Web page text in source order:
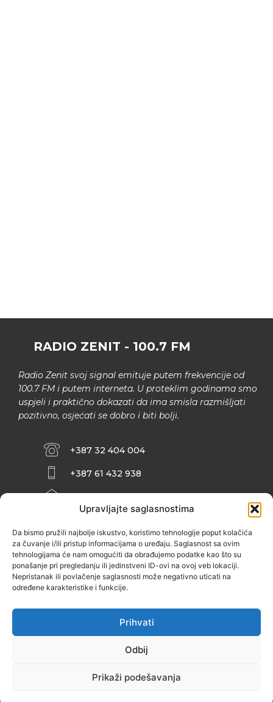
Upravljajte saglasnostima
Da bismo pružili najbolje iskustvo, koristimo tehnologije poput kolačića
za čuvanje i/ili pristup informacijama o uređaju. Saglasnost sa ovim
tehnologijama će nam omogućiti da obrađujemo podatke kao što su
ponašanje pri pregledanju ili jedinstveni ID-ovi na ovoj veb lokaciji.
Nepristanak ili povlačenje saglasnosti može negativno uticati na
određene karakteristike i funkcije.
Prihvati
Odbij
Prikaži podešavanja
RADIO ZENIT - 100.7 FM
Radio Zenit svoj signal emituje putem frekvencije od
100.7 FM i putem interneta. U proteklim godinama smo
uspjeli i praktično dokazati da ima smisla razmišljati
pozitivno, osjećati se dobro i biti bolji.
+387 32 404 004
+387 61 432 938
INFO@ZENIT.BA
ZENIČANKA, 3. SPRAT), 72000 ZENICA